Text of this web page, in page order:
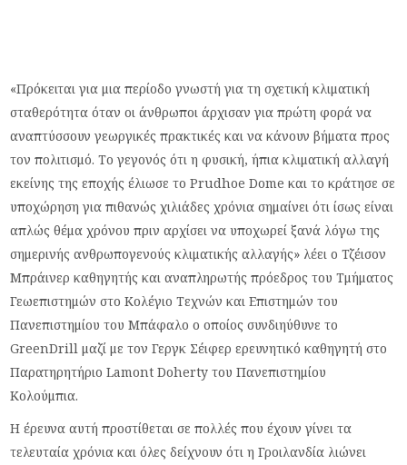
«Πρόκειται για μια περίοδο γνωστή για τη σχετική κλιματική
σταθερότητα όταν οι άνθρωποι άρχισαν για πρώτη φορά να
αναπτύσσουν γεωργικές πρακτικές και να κάνουν βήματα προς
τον πολιτισμό. Το γεγονός ότι η φυσική, ήπια κλιματική αλλαγή
εκείνης της εποχής έλιωσε το Prudhoe Dome και το κράτησε σε
υποχώρηση για πιθανώς χιλιάδες χρόνια σημαίνει ότι ίσως είναι
απλώς θέμα χρόνου πριν αρχίσει να υποχωρεί ξανά λόγω της
σημερινής ανθρωπογενούς κλιματικής αλλαγής» λέει ο Τζέισον
Μπράινερ καθηγητής και αναπληρωτής πρόεδρος του Τμήματος
Γεωεπιστημών στο Κολέγιο Τεχνών και Επιστημών του
Πανεπιστημίου του Μπάφαλο ο οποίος συνδιηύθυνε το
GreenDrill μαζί με τον Γεργκ Σέιφερ ερευνητικό καθηγητή στο
Παρατηρητήριο Lamont Doherty του Πανεπιστημίου
Κολούμπια.
Η έρευνα αυτή προστίθεται σε πολλές που έχουν γίνει τα
τελευταία χρόνια και όλες δείχνουν ότι η Γροιλανδία λιώνει